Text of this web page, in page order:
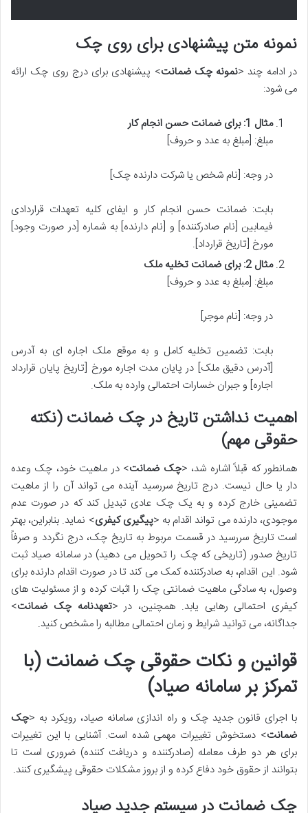
نمونه متن پیشنهادی برای روی چک
در ادامه چند <نمونه چک ضمانت> پیشنهادی برای درج روی چک ارائه
می شود:
مثال 1: برای ضمانت حسن انجام کار
مبلغ: [مبلغ به عدد و حروف]
در وجه: [نام شخص یا شرکت دارنده چک]
بابت: ضمانت حسن انجام کار و ایفای کلیه تعهدات قراردادی
فیمابین [نام صادرکننده] و [نام دارنده] به شماره [در صورت وجود]
مورخ [تاریخ قرارداد].
مثال 2: برای ضمانت تخلیه ملک
مبلغ: [مبلغ به عدد و حروف]
در وجه: [نام موجر]
بابت: تضمین تخلیه کامل و به موقع ملک اجاره ای به آدرس
[آدرس دقیق ملک] در پایان مدت اجاره مورخ [تاریخ پایان قرارداد
اجاره] و جبران خسارات احتمالی وارده به ملک.
اهمیت نداشتن تاریخ در چک ضمانت (نکته
حقوقی مهم)
همانطور که قبلاً اشاره شد، <چک ضمانت> در ماهیت خود، چک وعده
دار یا حال نیست. درج تاریخ سررسید آینده می تواند آن را از ماهیت
تضمینی خارج کرده و به یک چک عادی تبدیل کند که در صورت عدم
موجودی، دارنده می تواند اقدام به <پیگیری کیفری> نماید. بنابراین، بهتر
است تاریخ سررسید در قسمت مربوط به تاریخ چک، درج نگردد و صرفاً
تاریخ صدور (تاریخی که چک را تحویل می دهید) در سامانه صیاد ثبت
شود. این اقدام، به صادرکننده کمک می کند تا در صورت اقدام دارنده برای
وصول، به سادگی ماهیت ضمانتی چک را اثبات کرده و از مسئولیت های
کیفری احتمالی رهایی یابد. همچنین، در <تعهدنامه چک ضمانت>
جداگانه، می توانید شرایط و زمان احتمالی مطالبه را مشخص کنید.
قوانین و نکات حقوقی چک ضمانت (با
تمرکز بر سامانه صیاد)
با اجرای قانون جدید چک و راه اندازی سامانه صیاد، رویکرد به <چک
ضمانت> دستخوش تغییرات مهمی شده است. آشنایی با این تغییرات
برای هر دو طرف معامله (صادرکننده و دریافت کننده) ضروری است تا
بتوانند از حقوق خود دفاع کرده و از بروز مشکلات حقوقی پیشگیری کنند.
چک ضمانت در سیستم جدید صیاد